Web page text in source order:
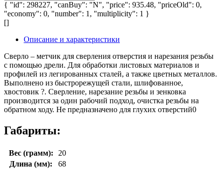
{ "id": 298227, "canBuy": "N", "price": 935.48, "priceOld": 0,
"economy": 0, "number": 1, "multiplicity": 1 }
[]
Описание и характеристики
Сверло – метчик для сверления отверстия и нарезания резьбы
с помощью дрели. Для обработки листовых материалов и
профилей из легированных сталей, а также цветных металлов.
Выполнено из быстрорежущей стали, шлифованное,
хвостовик ?. Сверление, нарезание резьбы и зенковка
производится за один рабочий подход, очистка резьбы на
обратном ходу. Не предназначено для глухих отверстий0
Габариты:
Вес (грамм):
20
Длина (мм):
68